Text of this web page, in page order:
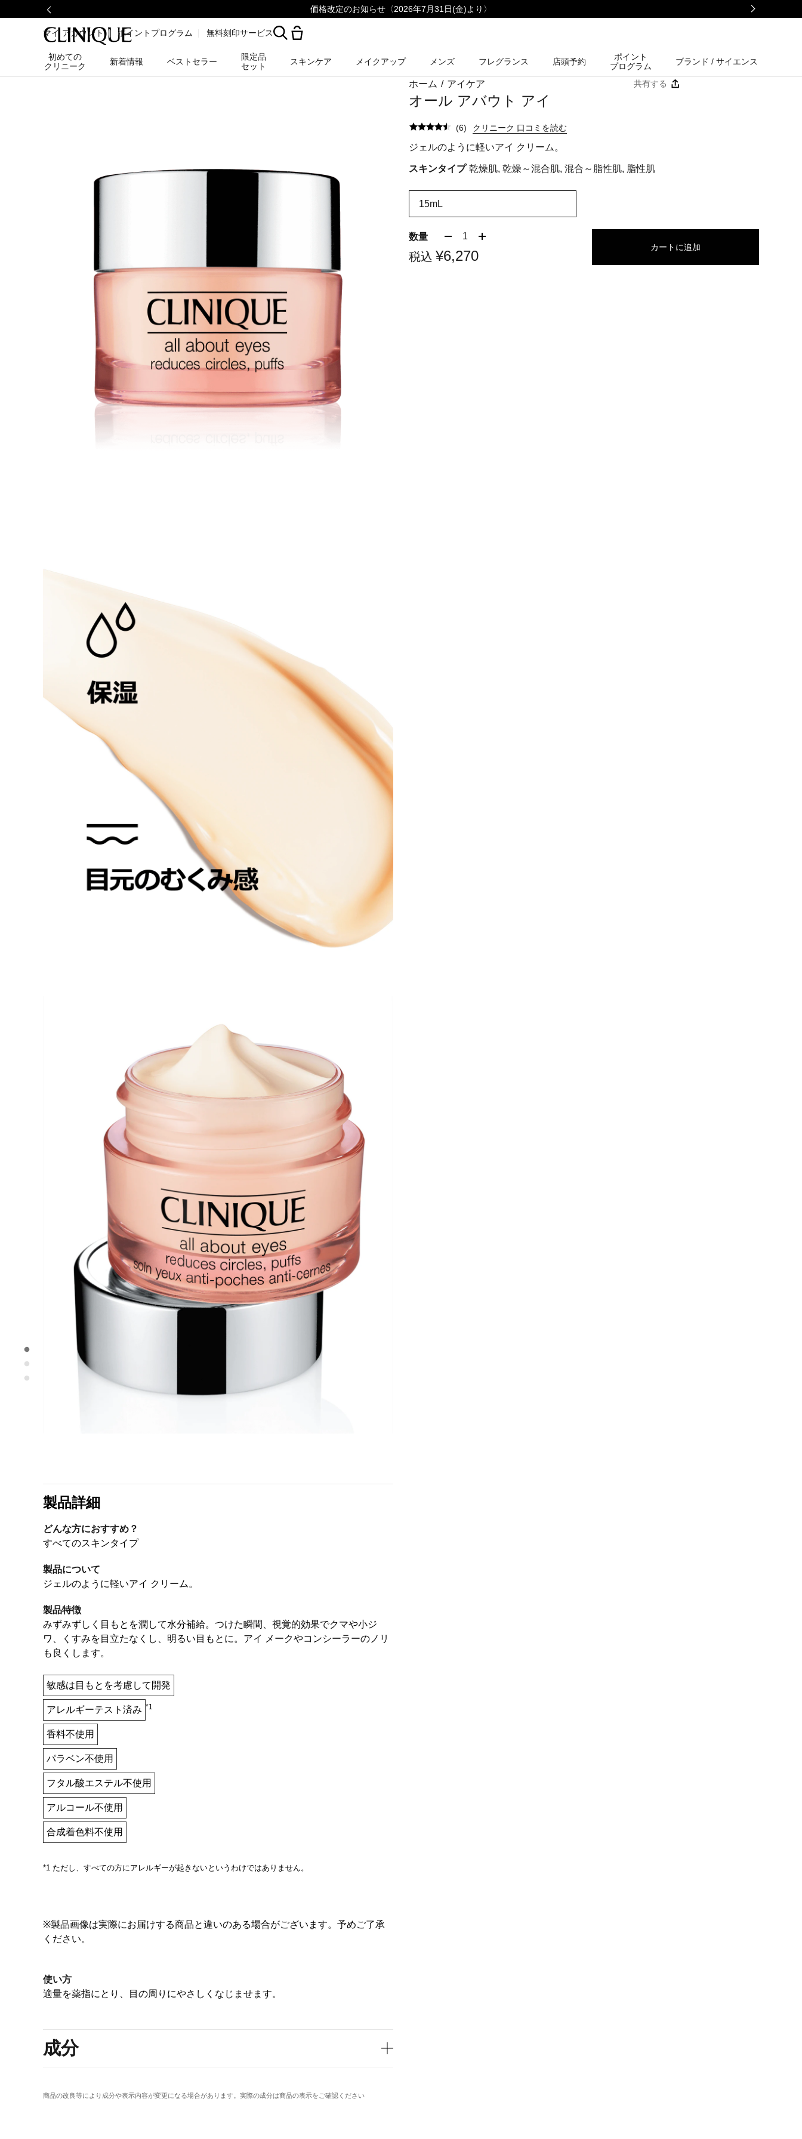
価格改定のお知らせ〈2026年7月31日(金)より〉
マイ アカウント ポイントプログラム 無料刻印サービス
初めての
クリニーク
新着情報 ベストセラー
限定品
セット
スキンケア メイクアップ メンズ フレグランス 店頭予約
ポイント
プログラム
ブランド / サイエンス
ホーム / アイケア
製品詳細
どんな方におすすめ？
すべてのスキンタイプ
製品について
ジェルのように軽いアイ クリーム。
製品特徴
みずみずしく目もとを潤して水分補給。つけた瞬間、視覚的効果でクマや小ジ
ワ、くすみを目立たなくし、明るい目もとに。アイ メークやコンシーラーのノリ
も良くします。
敏感は目もとを考慮して開発
アレルギーテスト済み *1
香料不使用
パラベン不使用
フタル酸エステル不使用
アルコール不使用
合成着色料不使用
*1 ただし、すべての方にアレルギーが起きないというわけではありません。
※製品画像は実際にお届けする商品と違いのある場合がございます。予めご了承
ください。
使い方
適量を薬指にとり、目の周りにやさしくなじませます。
成分
商品の改良等により成分や表示内容が変更になる場合があります。実際の成分は商品の表示をご確認ください
オール アバウト アイ
(6) クリニーク 口コミを読む
ジェルのように軽いアイ クリーム。
スキンタイプ 乾燥肌, 乾燥～混合肌, 混合～脂性肌, 脂性肌
15mL
数量 1
カートに追加
税込 ¥6,270
共有する